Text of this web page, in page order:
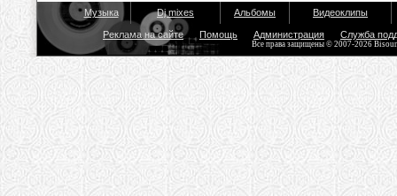
Музыка Dj mixes Альбомы Видеоклипы
Реклама на сайте Помощь Администрация Служба
Все права защищены © 2007-2026